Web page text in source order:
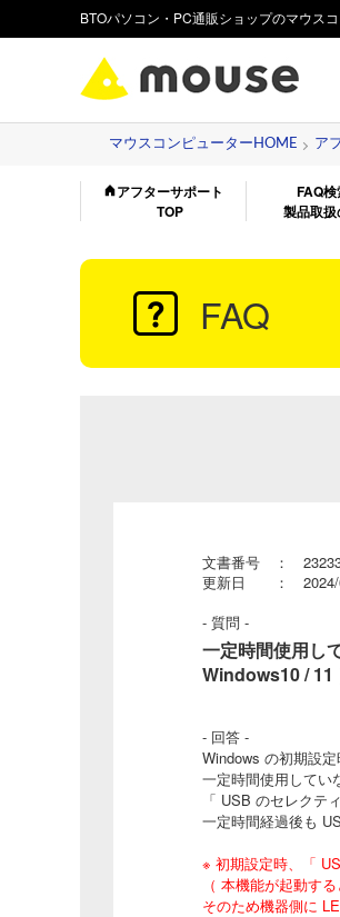
BTOパソコン・PC通販ショップのマウス
マウスコンピューターHOME ア
アフターサポート
TOP
FAQ検
製品取
FAQ
文書番号 ：
更新日 ： 2024/
- 質問 -
一定時間使用し
Windows10 / 11
- 回答 -
Windows の初期設定
一定時間使用してい
「 USB のセレクテ
一定時間経過後も
※ 初期設定時、「
（ 本機能が起動す
そのため機器側に